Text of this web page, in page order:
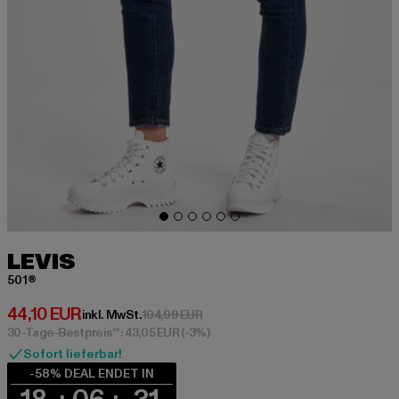
LEVIS
501®
44,10 EUR
Derzeitiger Preis: 44,10 EUR
inkl. MwSt.104,99 EURAktionspreis: 104,99 EUR
30-Tage-Bestpreis**: 43,05 EUR(-3%)
Sofort lieferbar!
-58% DEAL ENDET IN